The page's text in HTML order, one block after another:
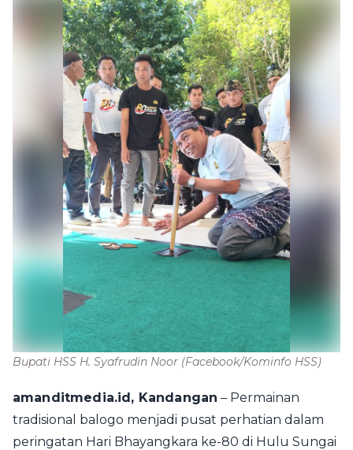
Bupati HSS H. Syafrudin Noor (Facebook/Kominfo HSS)
amanditmedia.id, Kandangan – Permainan
tradisional balogo menjadi pusat perhatian dalam
peringatan Hari Bhayangkara ke-80 di Hulu Sungai